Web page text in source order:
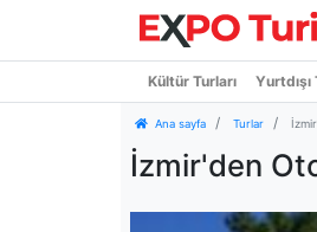
Kültür Turları Yurtdışı
Ana sayfa Turlar
İzmir'den